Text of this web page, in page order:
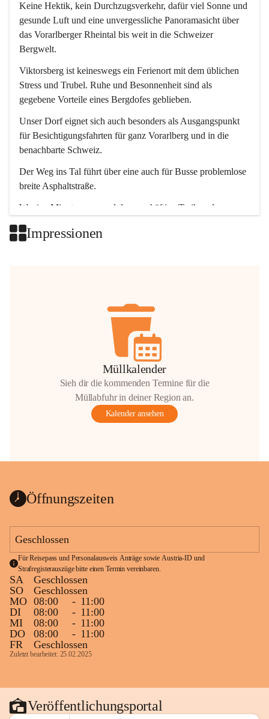
Keine Hektik, kein Durchzugsverkehr, dafür viel Sonne und
gesunde Luft und eine unvergessliche Panoramasicht über
das Vorarlberger Rheintal bis weit in die Schweizer
Bergwelt.
Viktorsberg ist keineswegs ein Ferienort mit dem üblichen
Stress und Trubel. Ruhe und Besonnenheit sind als
gegebene Vorteile eines Bergdofes geblieben.
Unser Dorf eignet sich auch besonders als Ausgangspunkt
für Besichtigungsfahrten für ganz Vorarlberg und in die
benachbarte Schweiz.
Der Weg ins Tal führt über eine auch für Busse problemlose
breite Asphaltstraße.
Wenige Minuten nur, und das geschäftige Treiben der
Impressionen
Müllkalender
Sieh dir die kommenden Termine für die
Müllabfuhr in deiner Region an.
Kalender ansehen
Öffnungszeiten
Geschlossen
Für Reisepass und Personalausweis Anträge sowie Austria-ID und
Strafregisterauszüge bitte einen Termin vereinbaren.
SA
Geschlossen
SO
Geschlossen
MO 08:00 - 11:00
DI
08:00 - 11:00
MI
08:00 - 11:00
DO
08:00 - 11:00
FR
Geschlossen
Zuletzt bearbeitet: 25.02.2025
Veröffentlichungsportal